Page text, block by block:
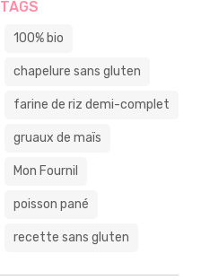
TAGS
100% bio
chapelure sans gluten
farine de riz demi-complet
gruaux de maïs
Mon Fournil
poisson pané
recette sans gluten